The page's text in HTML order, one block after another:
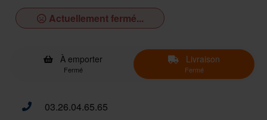
Actuellement fermé...
À emporter
Fermé
Livraison
Fermé
03.26.04.65.65